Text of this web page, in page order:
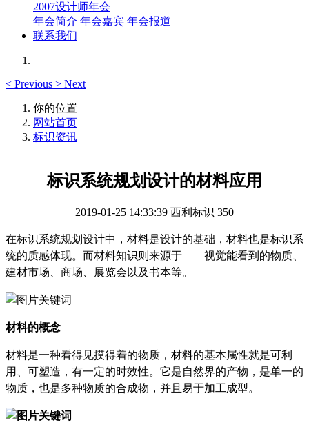
2007设计师年会
年会简介 年会嘉宾 年会报道
联系我们
< Previous > Next
你的位置
网站首页
标识资讯
标识系统规划设计的材料应用
2019-01-25 14:33:39 西利标识 350
在标识系统规划设计中，材料是设计的基础，材料也是标识系
统的质感体现。而材料知识则来源于——视觉能看到的物质、
建材市场、商场、展览会以及书本等。
材料的概念
材料是一种看得见摸得着的物质，材料的基本属性就是可利
用、可塑造，有一定的时效性。它是自然界的产物，是单一的
物质，也是多种物质的合成物，并且易于加工成型。